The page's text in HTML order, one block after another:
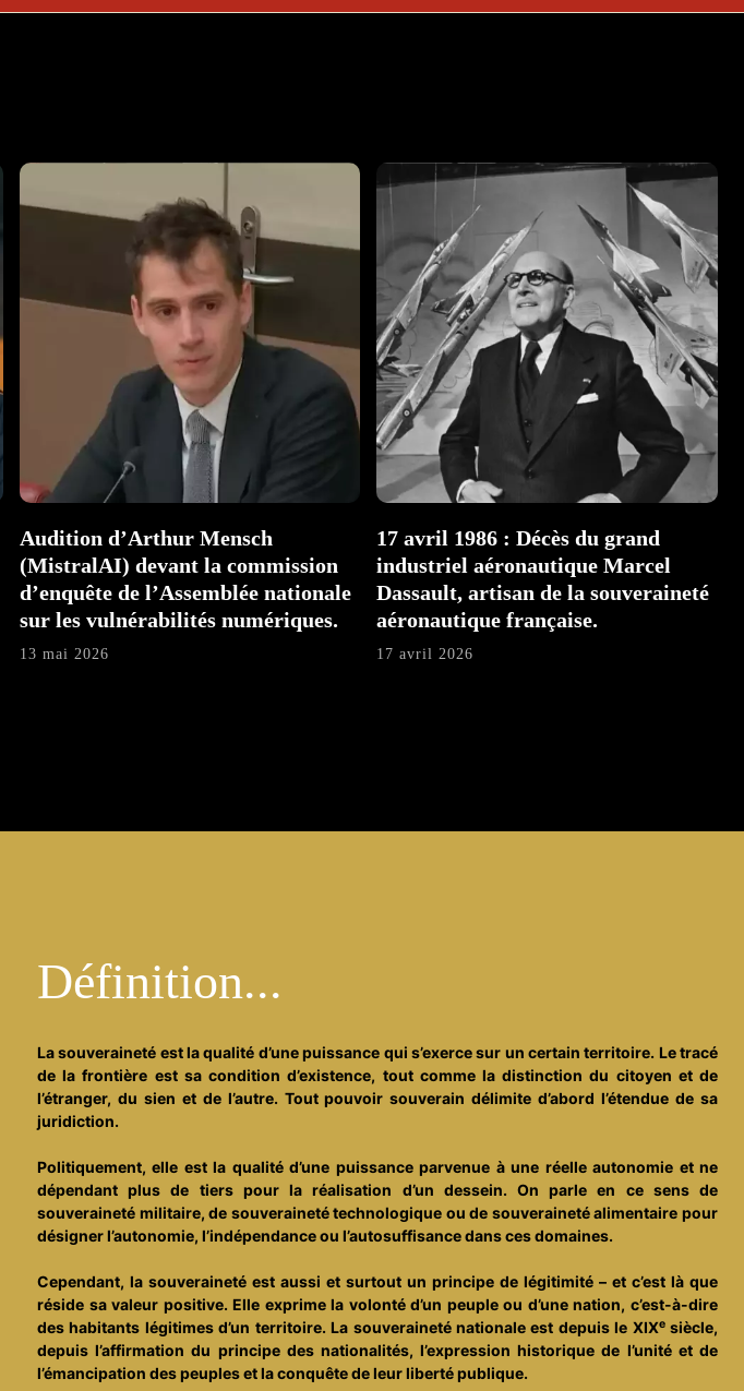
Audition d’Arthur Mensch
(MistralAI) devant la commission
d’enquête de l’Assemblée nationale
sur les vulnérabilités numériques.
13 mai 2026
17 avril 1986 : Décès du grand
industriel aéronautique Marcel
Dassault, artisan de la souveraineté
aéronautique française.
17 avril 2026
Définition...
La souveraineté est la qualité d’une puissance qui s’exerce sur un certain territoire. Le tracé
de la frontière est sa condition d’existence, tout comme la distinction du citoyen et de
l’étranger, du sien et de l’autre. Tout pouvoir souverain délimite d’abord l’étendue de sa
juridiction.
Politiquement, elle est la qualité d’une puissance parvenue à une réelle autonomie et ne
dépendant plus de tiers pour la réalisation d’un dessein. On parle en ce sens de
souveraineté militaire, de souveraineté technologique ou de souveraineté alimentaire pour
désigner l’autonomie, l’indépendance ou l’autosuffisance dans ces domaines.
Cependant, la souveraineté est aussi et surtout un principe de légitimité – et c’est là que
réside sa valeur positive. Elle exprime la volonté d’un peuple ou d’une nation, c’est-à-dire
des habitants légitimes d’un territoire. La souveraineté nationale est depuis le XIXesiècle,
depuis l’affirmation du principe des nationalités, l’expression historique de l’unité et de
l’émancipation des peuples et la conquête de leur liberté publique.